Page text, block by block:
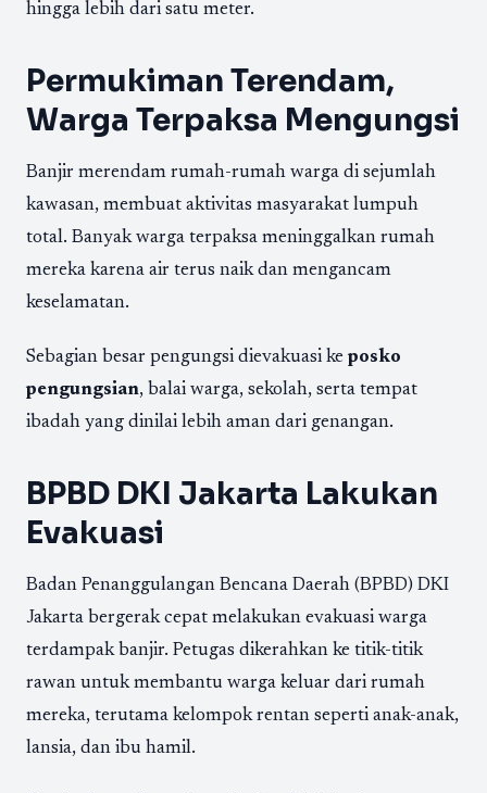
hingga lebih dari satu meter.
Permukiman Terendam,
Warga Terpaksa Mengungsi
Banjir merendam rumah-rumah warga di sejumlah
kawasan, membuat aktivitas masyarakat lumpuh
total. Banyak warga terpaksa meninggalkan rumah
mereka karena air terus naik dan mengancam
keselamatan.
Sebagian besar pengungsi dievakuasi ke posko
pengungsian, balai warga, sekolah, serta tempat
ibadah yang dinilai lebih aman dari genangan.
BPBD DKI Jakarta Lakukan
Evakuasi
Badan Penanggulangan Bencana Daerah (BPBD) DKI
Jakarta bergerak cepat melakukan evakuasi warga
terdampak banjir. Petugas dikerahkan ke titik-titik
rawan untuk membantu warga keluar dari rumah
mereka, terutama kelompok rentan seperti anak-anak,
lansia, dan ibu hamil.